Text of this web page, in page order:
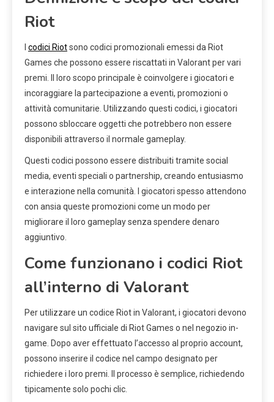
Riot
codici Riotsono codici promozionali emessi da Riot
Games che possono essere riscattati in Valorant per vari
premi. Il loro scopo principale è coinvolgere i giocatori e
incoraggiare la partecipazione a eventi, promozioni o
attività comunitarie. Utilizzando questi codici, i giocatori
possono sbloccare oggetti che potrebbero non essere
disponibili attraverso il normale gameplay.
Questi codici possono essere distribuiti tramite social
media, eventi speciali o partnership, creando entusiasmo
e interazione nella comunità. I giocatori spesso attendono
con ansia queste promozioni come un modo per
migliorare il loro gameplay senza spendere denaro
aggiuntivo.
Come funzionano i codici Riot
all’interno di Valorant
Per utilizzare un codice Riot in Valorant, i giocatori devono
navigare sul sito ufficiale di Riot Games o nel negozio in-
game. Dopo aver effettuato l’accesso al proprio account,
possono inserire il codice nel campo designato per
richiedere i loro premi. Il processo è semplice, richiedendo
tipicamente solo pochi clic.